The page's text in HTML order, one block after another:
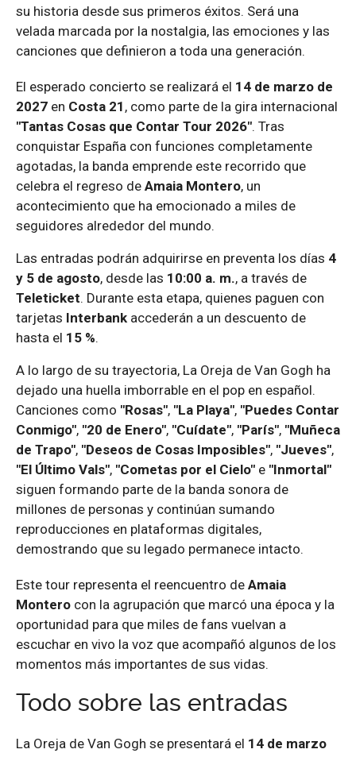
su historia desde sus primeros éxitos. Será una
velada marcada por la nostalgia, las emociones y las
canciones que definieron a toda una generación.
El esperado concierto se realizará el 14 de marzo de
2027 en Costa 21 , como parte de la gira internacional
"Tantas Cosas que Contar Tour 2026". Tras
conquistar España con funciones completamente
agotadas, la banda emprende este recorrido que
celebra el regreso de Amaia Montero, un
acontecimiento que ha emocionado a miles de
seguidores alrededor del mundo.
Las entradas podrán adquirirse en preventa los días 4
y 5 de agosto, desde las 10:00 a. m., a través de
Teleticket. Durante esta etapa, quienes paguen con
tarjetas Interbank accederán a un descuento de
hasta el 15 %.
A lo largo de su trayectoria, La Oreja de Van Gogh ha
dejado una huella imborrable en el pop en español.
Canciones como "Rosas", "La Playa", "Puedes Contar
Conmigo", "20 de Enero", "Cuídate", "París", "Muñeca
de Trapo", "Deseos de Cosas Imposibles", "Jueves",
"El Último Vals", "Cometas por el Cielo" e "Inmortal"
siguen formando parte de la banda sonora de
millones de personas y continúan sumando
reproducciones en plataformas digitales,
demostrando que su legado permanece intacto.
Este tour representa el reencuentro de Amaia
Montero con la agrupación que marcó una época y la
oportunidad para que miles de fans vuelvan a
escuchar en vivo la voz que acompañó algunos de los
momentos más importantes de sus vidas.
Todo sobre las entradas
La Oreja de Van Gogh se presentará el 14 de marzo